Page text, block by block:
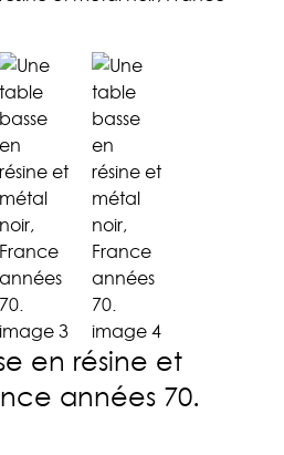
en résine et
années 70.